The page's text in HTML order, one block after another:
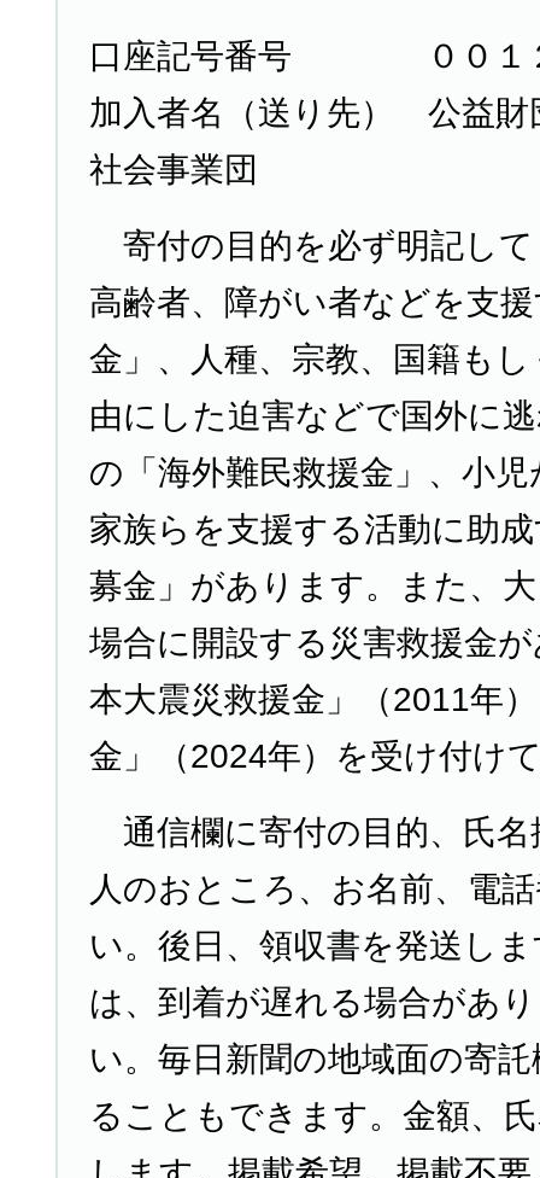
口座記号番号 ００１２
加入者名（送り先） 公益財
社会事業団
寄付の目的を必ず明記し
高齢者、障がい者などを支
金」、人種、宗教、国籍も
由にした迫害などで国外に
の「海外難民救援金」、小
家族らを支援する活動に助
募金」があります。また、
場合に開設する災害救援金
本大震災救援金」（2011年
金」（2024年）を受け付け
通信欄に寄付の目的、氏名
人のおところ、お名前、電
い。後日、領収書を発送し
は、到着が遅れる場合があ
い。毎日新聞の地域面の寄
ることもできます。金額、